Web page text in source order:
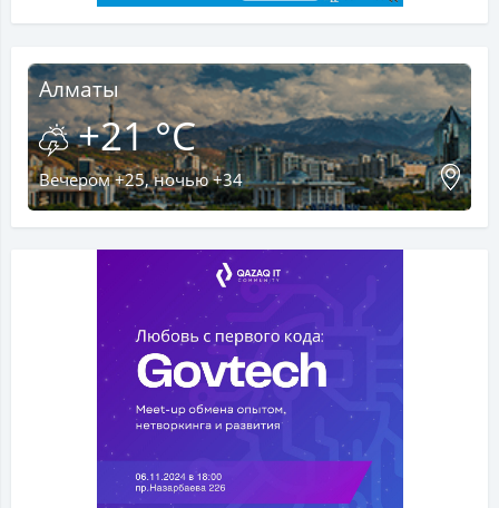
Алматы
+21 °C
Вечером +25, ночью +34